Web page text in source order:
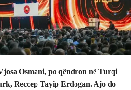
Osmani, po qëndron në Turqi
Reccep Tayip Erdogan. Ajo do